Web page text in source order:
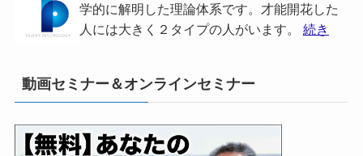
学的に解明した理論体系です。才能開花した
人には大きく２タイプの人がいます。 続き
動画セミナー＆オンラインセミナー